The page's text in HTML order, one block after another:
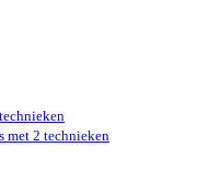
met 2 technieken